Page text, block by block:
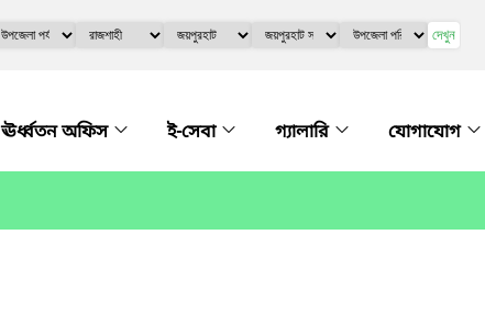
দেখুন
ঊর্ধ্বতন অফিস ই-সেবা গ্যালারি যোগাযোগ